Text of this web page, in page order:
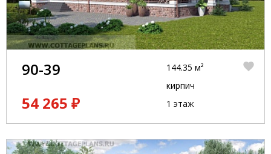
90-39
54 265 ₽
144.35 м²
кирпич
1 этаж